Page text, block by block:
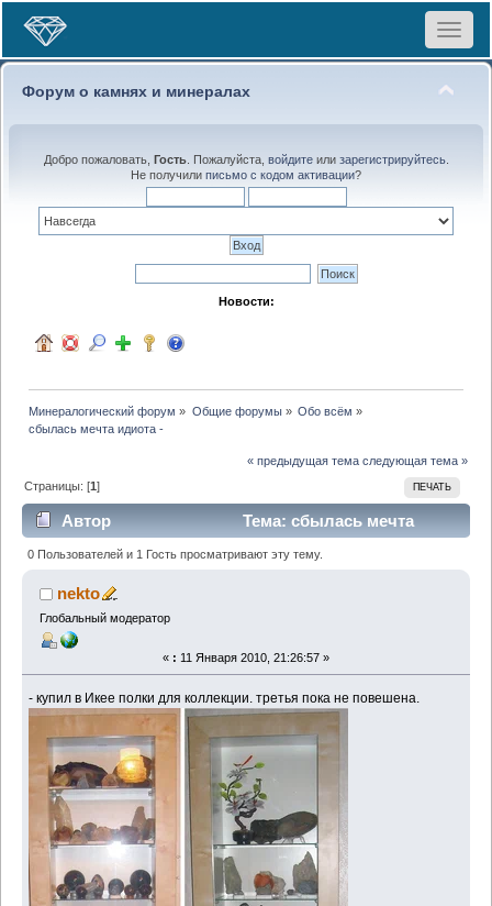
Toggle
Форум о камнях и минералах
Добро пожаловать, Гость. Пожалуйста, войдитеили зарегистрируйтесь.
Не получили письмо с кодом активации?
Новости:
Минералогический форум » Общие форумы» Обо всём »
сбылась мечта идиота -
« предыдущая тема следующая тема »
ПЕЧАТЬ
Страницы: [1]
Автор
Тема: сбылась мечта
идиота - (Прочитано 3249 раз)
0 Пользователей и 1 Гость просматривают эту тему.
nekto
Глобальный модератор
« : 11 Января 2010, 21:26:57 »
- купил в Икее полки для коллекции. третья пока не повешена.